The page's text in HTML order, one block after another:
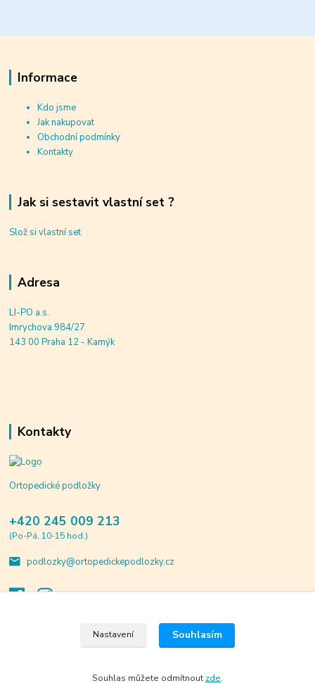
Informace
Kdo jsme
Jak nakupovat
Obchodní podmínky
Kontakty
Jak si sestavit vlastní set ?
Slož si vlastní set
Adresa
LI-PO a.s.
Imrychova 984/27
143 00 Praha 12 - Kamýk
Kontakty
Ortopedické podložky
+420 245 009 213
(Po-Pá, 10-15 hod.)
podlozky@ortopedickepodlozky.cz
Vytvořeno na
Eshop-rychle.cz
Nastavení Souhlasím
Souhlas můžete odmítnout zde.